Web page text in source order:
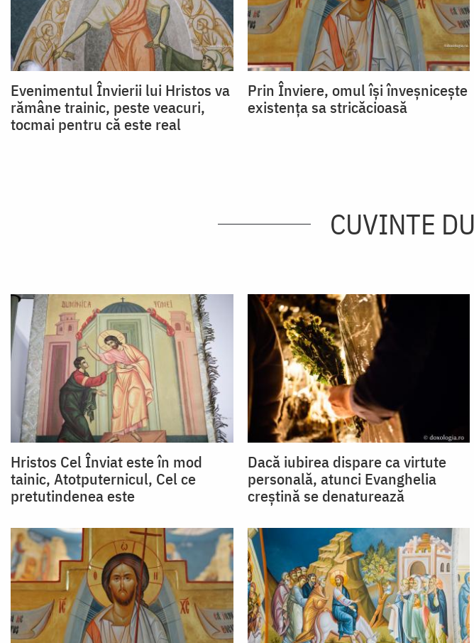
Evenimentul Învierii lui Hristos va
rămâne trainic, peste veacuri,
tocmai pentru că este real
Prin Înviere, omul își înveșnicește
existența sa stricăcioasă
CUVINTE
Hristos Cel Înviat este în mod
tainic, Atotputernicul, Cel ce
pretutindenea este
Dacă iubirea dispare ca virtute
personală, atunci Evanghelia
creștină se denaturează